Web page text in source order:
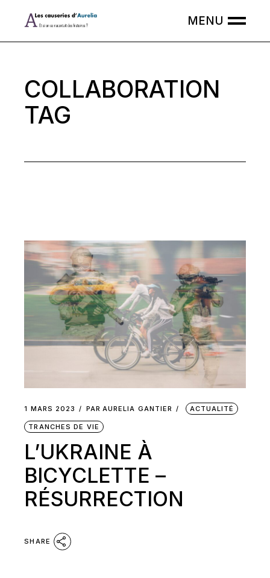
COLLABORATION
TAG
1 MARS 2023 PAR AURELIA GANTIER ACTUALITÉ
TRANCHES DE VIE
L’UKRAINE À
BICYCLETTE –
RÉSURRECTION
SHARE